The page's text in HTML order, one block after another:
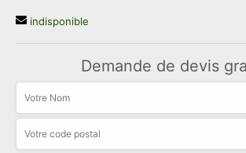
indisponible
Demande de devis